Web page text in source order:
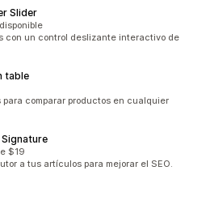
Slider
con un control deslizante interactivo de
table
comparar productos en cualquier
$19
a tus artículos para mejorar el SEO.